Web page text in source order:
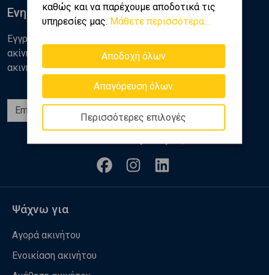
καθώς και να παρέχουμε αποδοτικά τις
υπηρεσίες μας. Μάθετε περισσότερα...
Αποδοχή όλων
Απαγόρευση όλων
Περισσότερες επιλογές
Ενημερωθείτε
Εγγραφείτε στο newsletter της Golden Home για νέα
ακίνητα, αναλύσεις και διάφορα θέματα της αγοράς
ακινήτων
Ψάχνω για
Αγορά ακινήτου
Ενοικίαση ακινήτου